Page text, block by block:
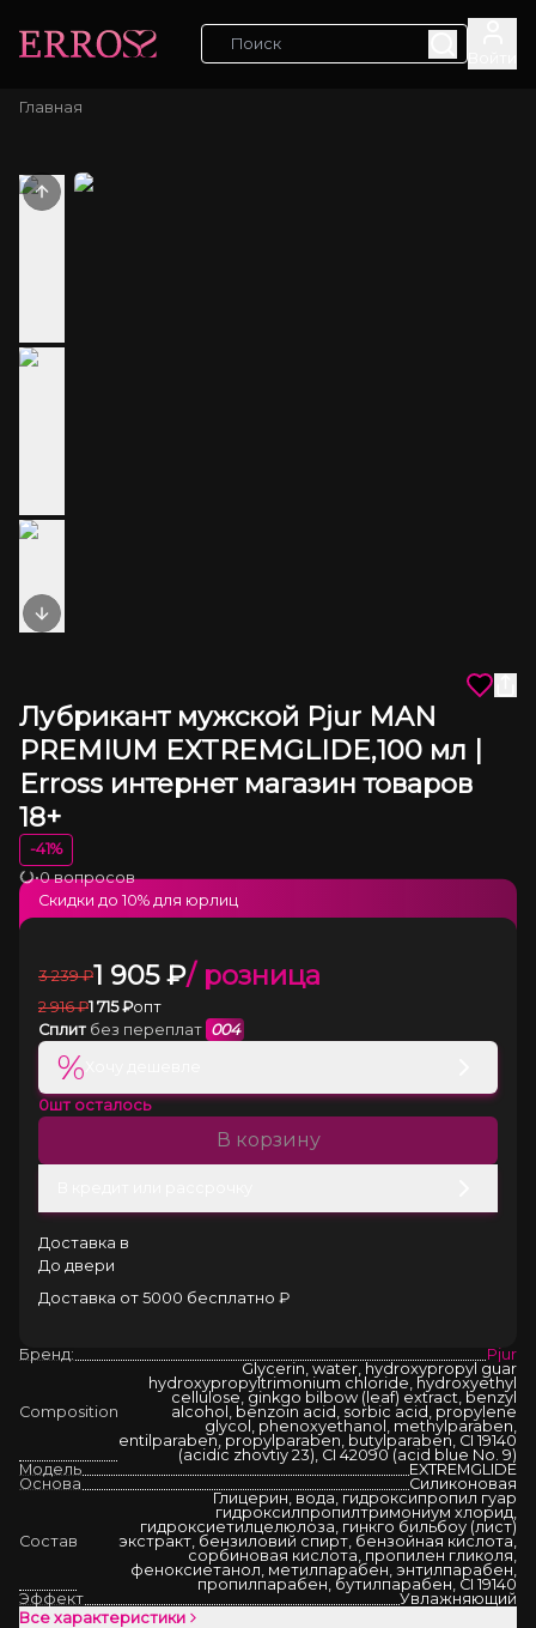
Главная
Previous slide
Next slide
Лубрикант мужской Pjur MAN
PREMIUM EXTREMGLIDE,100 мл |
Erross интернет магазин товаров
18+
-41%
Загрузка
•0 вопросов
3 239 ₽1 905₽/ розница
2 916 ₽1 715₽опт
Сплит без переплат 004
%
0шт осталось
В корзину
Доставка в
До двери
Доставка от 5000 бесплатно ₽
Скидки до 10% для юрлиц
Бренд: Pjur
Composition
Glycerin, water, hydroxypropyl guar
hydroxypropyltrimonium chloride, hydroxyethyl
cellulose, ginkgo bilbow (leaf) extract, benzyl
alcohol, benzoin acid, sorbic acid, propylene
glycol, phenoxyethanol, methylparaben,
entilparaben, propylparaben, butylparaben, CI 19140
(acidic zhovtiy 23), CI 42090 (acid blue No. 9)
Модель
EXTREMGLIDE
Основа
Силиконовая
Состав
Глицерин, вода, гидроксипропил гуар
гидроксилпропилтримониум хлорид,
гидроксиетилцелюлоза, гинкго бильбоу (лист)
экстракт, бензиловий спирт, бензойная кислота,
сорбиновая кислота, пропилен гликоля,
феноксиетанол, метилпарабен, энтилпарабен,
пропилпарабен, бутилпарабен, CI 19140
Эффект
Увлажняющий
Все характеристики